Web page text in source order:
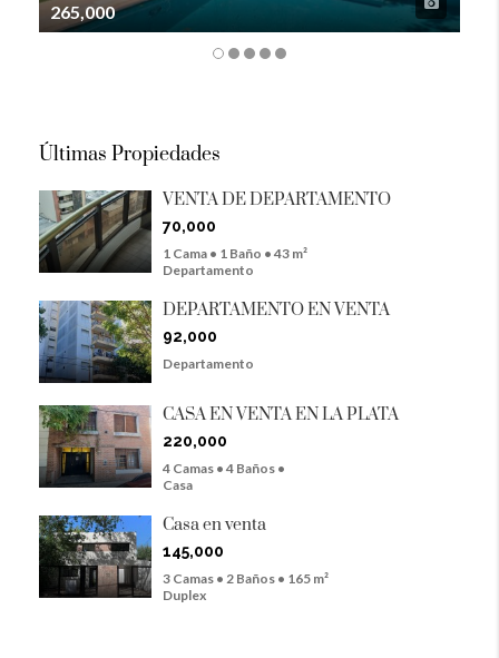
265,000
Últimas Propiedades
VENTA DE DEPARTAMENTO
70,000
1 Cama • 1 Baño • 43 m²
Departamento
DEPARTAMENTO EN VENTA
92,000
Departamento
CASA EN VENTA EN LA PLATA
220,000
4 Camas • 4 Baños •
Casa
Casa en venta
145,000
3 Camas • 2 Baños • 165 m²
Duplex